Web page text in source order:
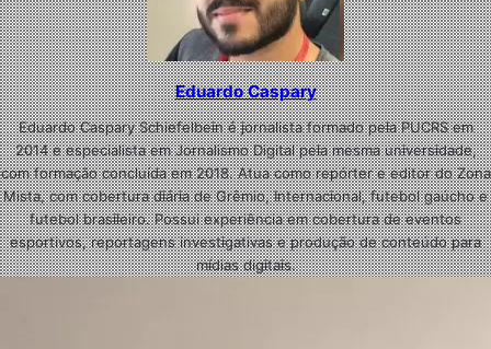
Eduardo Caspary
Eduardo Caspary Schiefelbein é jornalista formado pela PUCRS em
2014 e especialista em Jornalismo Digital pela mesma universidade,
com formação concluída em 2018. Atua como repórter e editor do Zona
Mista, com cobertura diária de Grêmio, Internacional, futebol gaúcho e
futebol brasileiro. Possui experiência em cobertura de eventos
esportivos, reportagens investigativas e produção de conteúdo para
mídias digitais.